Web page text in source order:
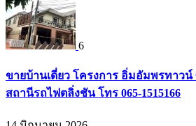
6
ขายบ้านเดี่ยว โครงการ อิ่มอัมพรทาว
สถานีรถไฟตลิ่งชัน โทร 065-1515166